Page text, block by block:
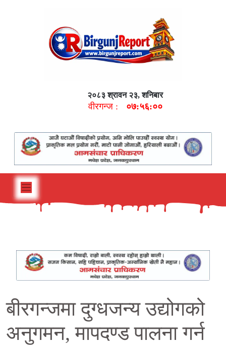
२०८३ श्रावन २३, शनिबार
वीरगन्ज : ०७:५६:०१
बीरगन्जमा दुग्धजन्य उद्योगको
अनुगमन, मापदण्ड पालना गर्न